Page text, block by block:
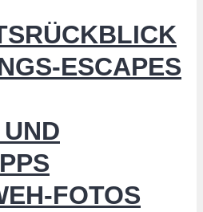
ESCAPES
FOTOS